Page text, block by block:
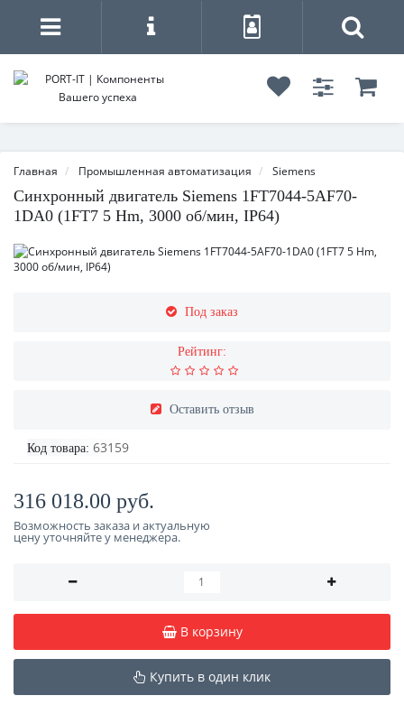
Главная Промышленная автоматизация Siemens
Синхронный двигатель Siemens 1FT7044-5AF70-
1DA0 (1FT7 5 Hm, 3000 об/мин, IP64)
Под заказ
Рейтинг:
Оставить отзыв
Код товара: 63159
316 018.00 руб.
Возможность заказа и актуальную
цену уточняйте у менеджера.
В корзину
Купить в один клик